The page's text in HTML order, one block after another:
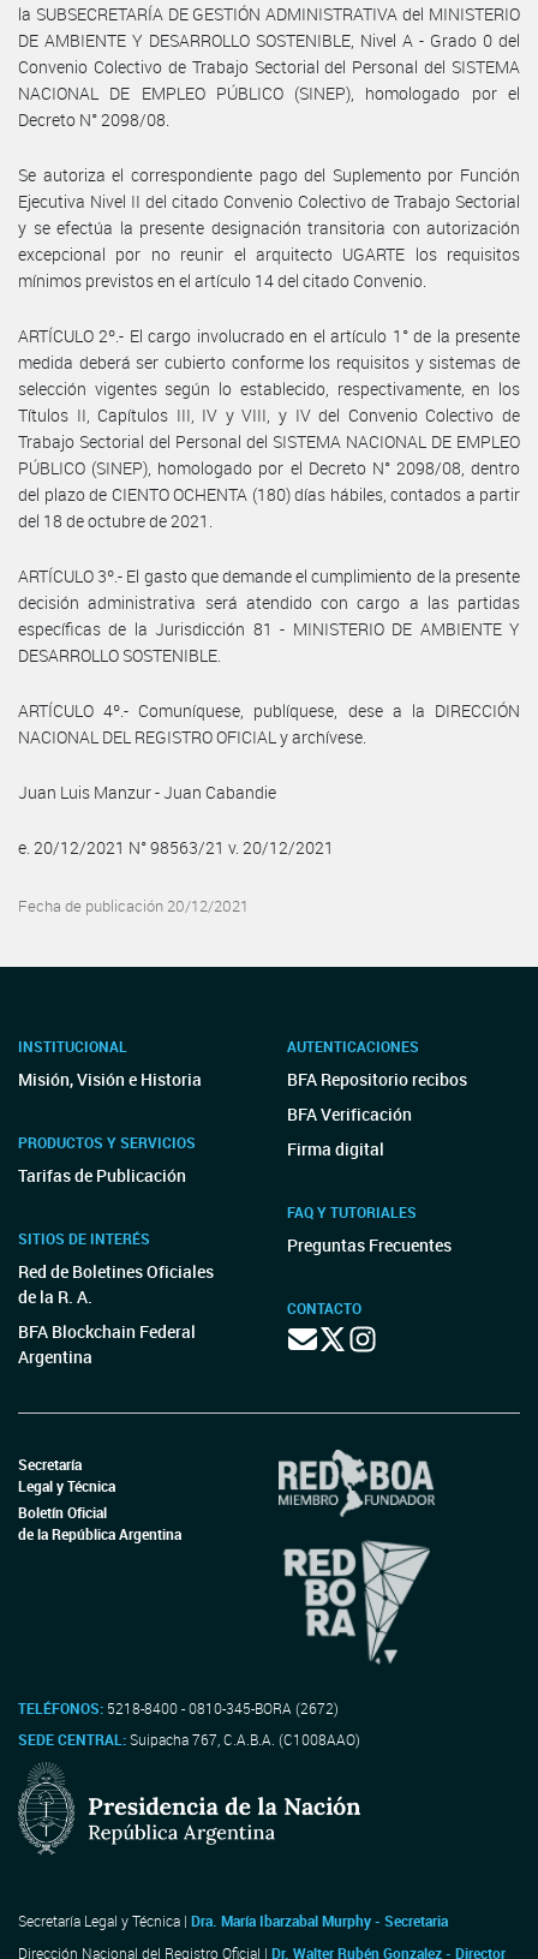
la SUBSECRETARÍA DE GESTIÓN ADMINISTRATIVA del MINISTERIO
DE AMBIENTE Y DESARROLLO SOSTENIBLE, Nivel A - Grado 0 del
Convenio Colectivo de Trabajo Sectorial del Personal del SISTEMA
NACIONAL DE EMPLEO PÚBLICO (SINEP), homologado por el
Decreto N° 2098/08.
Se autoriza el correspondiente pago del Suplemento por Función
Ejecutiva Nivel II del citado Convenio Colectivo de Trabajo Sectorial
y se efectúa la presente designación transitoria con autorización
excepcional por no reunir el arquitecto UGARTE los requisitos
mínimos previstos en el artículo 14 del citado Convenio.
ARTÍCULO 2º.- El cargo involucrado en el artículo 1° de la presente
medida deberá ser cubierto conforme los requisitos y sistemas de
selección vigentes según lo establecido, respectivamente, en los
Títulos II, Capítulos III, IV y VIII, y IV del Convenio Colectivo de
Trabajo Sectorial del Personal del SISTEMA NACIONAL DE EMPLEO
PÚBLICO (SINEP), homologado por el Decreto N° 2098/08, dentro
del plazo de CIENTO OCHENTA (180) días hábiles, contados a partir
del 18 de octubre de 2021.
ARTÍCULO 3º.- El gasto que demande el cumplimiento de la presente
decisión administrativa será atendido con cargo a las partidas
específicas de la Jurisdicción 81 - MINISTERIO DE AMBIENTE Y
DESARROLLO SOSTENIBLE.
ARTÍCULO 4º.- Comuníquese, publíquese, dese a la DIRECCIÓN
NACIONAL DEL REGISTRO OFICIAL y archívese.
Juan Luis Manzur - Juan Cabandie
e. 20/12/2021 N° 98563/21 v. 20/12/2021
Fecha de publicación 20/12/2021
INSTITUCIONAL
Misión, Visión e Historia
PRODUCTOS Y SERVICIOS
Tarifas de Publicación
SITIOS DE INTERÉS
Red de Boletines Oficiales
de la R. A.
BFA Blockchain Federal
Argentina
AUTENTICACIONES
BFA Repositorio recibos
BFA Verificación
Firma digital
FAQ Y TUTORIALES
Preguntas Frecuentes
CONTACTO
Secretaría
Legal y Técnica
Boletín Oficial
de la República Argentina
TELÉFONOS: 5218-8400 - 0810-345-BORA (2672)
SEDE CENTRAL:Suipacha 767, C.A.B.A. (C1008AAO)
Secretaría Legal y Técnica | Dra. María Ibarzabal Murphy - Secretaria
Dirección Nacional del Registro Oficial | Dr. Walter Rubén Gonzalez - Director